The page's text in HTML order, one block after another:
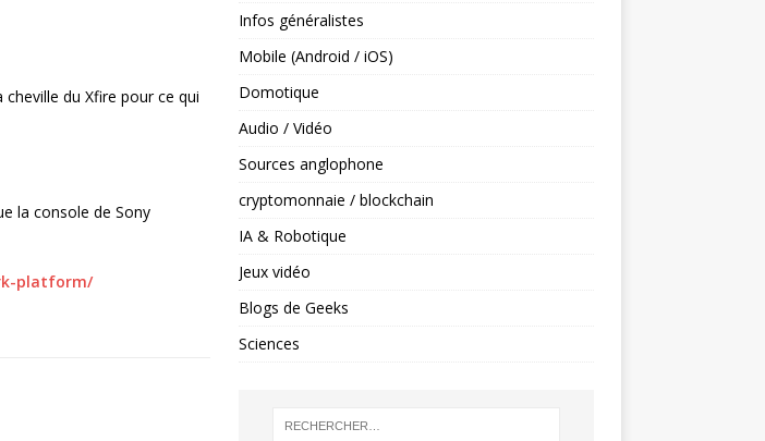
du Xfire pour ce qui
la console de Sony
platform/
Infos généralistes
Mobile (Android / iOS)
Domotique
Audio / Vidéo
Sources anglophone
cryptomonnaie / blockchain
IA & Robotique
Jeux vidéo
Blogs de Geeks
Sciences